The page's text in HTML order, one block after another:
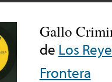
Gallo
de Los
Frontera